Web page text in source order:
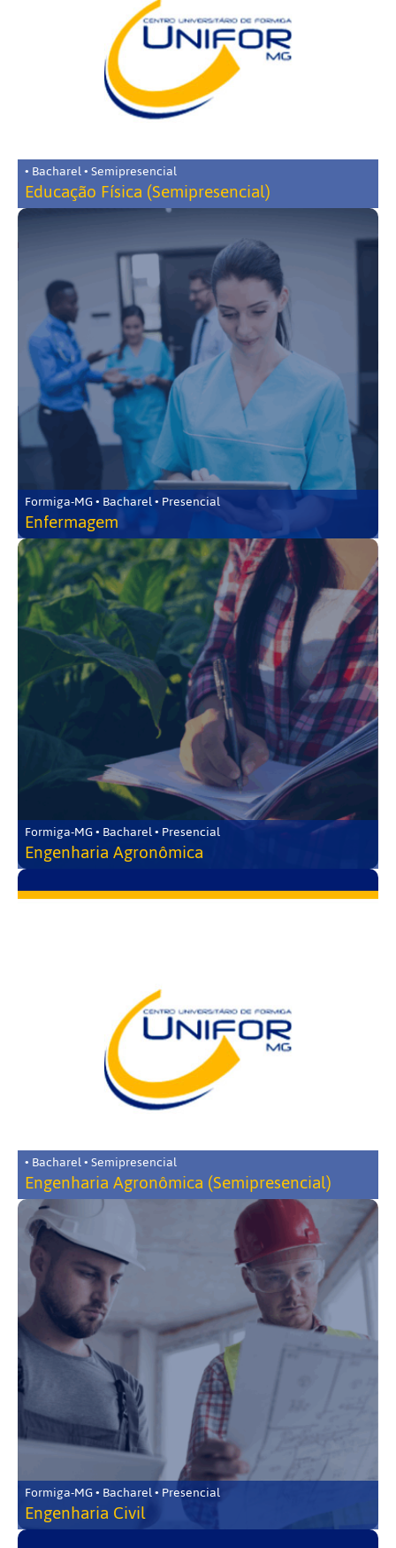
• Bacharel • Semipresencial
Educação Física (Semipresencial)
Formiga-MG • Bacharel • Presencial
Enfermagem
Formiga-MG • Bacharel • Presencial
Engenharia Agronômica
• Bacharel • Semipresencial
Engenharia Agronômica (Semipresencial)
Formiga-MG • Bacharel • Presencial
Engenharia Civil